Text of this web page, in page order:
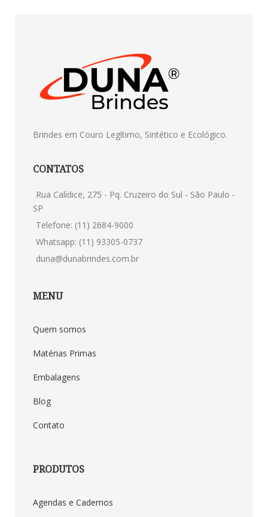
Brindes em Couro Legítimo, Sintético e Ecológico.
CONTATOS
Rua Calídice, 275 - Pq. Cruzeiro do Sul - São Paulo -
SP
Telefone: (11) 2684-9000
Whatsapp: (11) 93305-0737
duna@dunabrindes.com.br
MENU
Quem somos
Matérias Primas
Embalagens
Blog
Contato
PRODUTOS
Agendas e Cadernos